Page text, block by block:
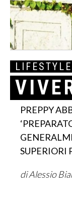
LIFESTYLE
PREPPY
SUPERIORI
di Alessio